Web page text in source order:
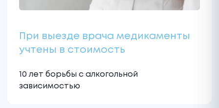
При выезде врача медикаменты
учтены в стоимость
10 лет борьбы с алкогольной
зависимостью